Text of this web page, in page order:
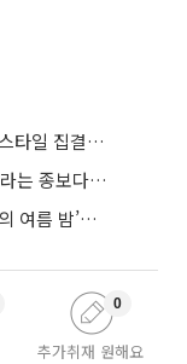
KCON LA 2026, 이번 주 개막…K라이프스타일 집결한 글로벌 문화산업 무대
‘태양 아래 올리브’ 김초엽 작가...“인간이라는 종보다 설명하기 어려운 한 사람을 쓰고 싶었다”
반딧불이부터 아기 사자까지…‘에버랜드의 여름 밤’이 기다려지는 이유
추가취재 원해요
0